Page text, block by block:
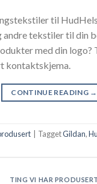
til
tekstiler til din
med din logo?
kontaktskjema.
CONTINUE READING →
TaggetGildan,
TING VI HAR PRODUSERT